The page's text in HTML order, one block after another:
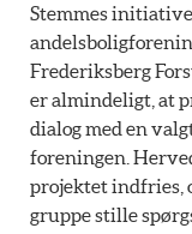
Stemmes
Frederiksberg
er almindeligt, at
dialog med en
foreningen.
projektet indfries,
gruppe stille